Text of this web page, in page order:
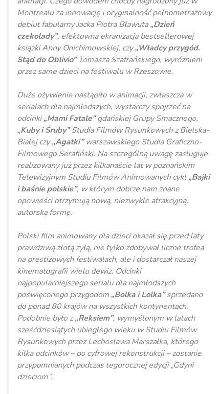
Montrealu za innowację i oryginalność pełnometrażowy
debiut fabularny Jacka Piotra Bławuta„Dzień
czekolady”, efektowna ekranizacja bestsellerowej
książki Anny Onichimowskiej, czy„Władcy przygód.
Stąd do Oblivio”Tomasza Szafrańskiego, wyróżnieni
przez same dzieci na festiwalu w Rzeszowie.
Duże ożywienie nastąpiło w animacji, zwłaszcza w
serialach dla najmłodszych, wystarczy spojrzeć na
odcinki„Mami Fatale”gdańskiej Grupy Smacznego,
„Kuby i Śruby”Studia Filmów Rysunkowych z Bielska-
Białej czy„Agatki”warszawskiego Studia Graficzno-
Filmowego Serafiński. Na szczególną uwagę zasługuje
realizowany już przez kilkanaście lat w poznańskim
Telewizyjnym Studiu Filmów Animowanych cykl „Bajki
i baśnie polskie”, w którym dobrze nam znane
opowieści otrzymują nową, niezwykle atrakcyjną,
autorską formę.
Polski film animowany dla dzieci okazał się przed laty
prawdziwą złotą żyłą, nie tylko zdobywał liczne trofea
na prestiżowych festiwalach, ale i dostarczał naszej
kinematografii wielu dewiz. Odcinki
najpopularniejszego serialu dla najmłodszych
poświęconego przygodom „Bolka i Lolka”sprzedano
do ponad 80 krajów na wszystkich kontynentach.
Podobnie było z„Reksiem”, wymyślonym w latach
sześćdziesiątych ubiegłego wieku w Studiu Filmów
Rysunkowych przez Lechosława Marszałka, którego
kilka odcinków – po cyfrowej rekonstrukcji – zostanie
przypomnianych podczas tegorocznej edycji „Gdyni
dzieciom”.